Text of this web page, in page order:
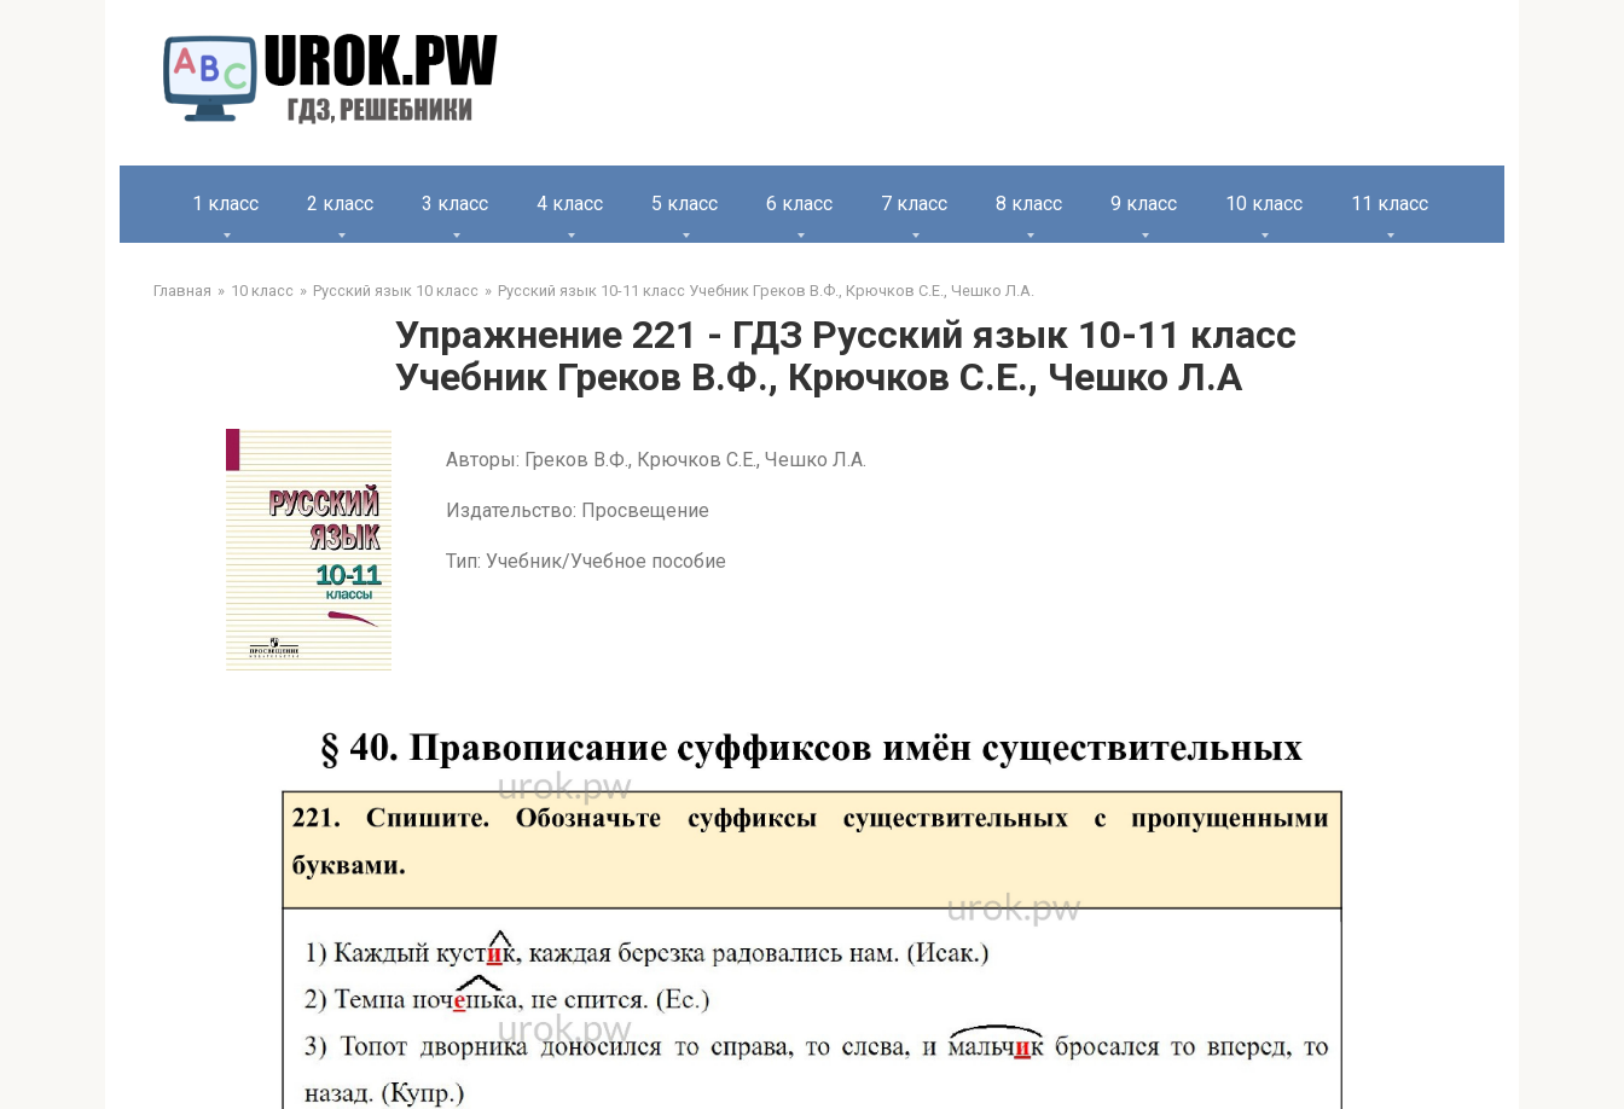
1 класс 2 класс 3 класс 4 класс 5 класс 6 класс 7 класс 8 класс 9 класс 10 класс 11 класс
Главная 10 класс Русский язык 10 класс Русский язык 10-11 класс Учебник Греков В.Ф., Крючков С.Е., Чешко Л.А.
Упражнение 221 - ГДЗ Русский язык 10-11 класс
Учебник Греков В.Ф., Крючков С.Е., Чешко Л.А
Авторы: Греков В.Ф., Крючков С.Е., Чешко Л.А.
Издательство: Просвещение
Тип: Учебник/Учебное пособие